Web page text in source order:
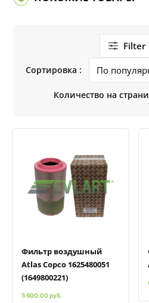
Filter
Сортировка :
Количество на
Быстрый просмотр
Добавить к сравнению
Добавить в избранное
Фильтр воздушный
Atlas Copco 1625480051
(1649800221)
5 600.00 руб.